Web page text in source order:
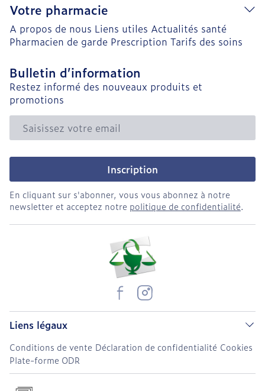
Votre pharmacie
A propos de nous Liens utiles Actualités santé
Pharmacien de garde Prescription Tarifs des soins
Bulletin d’information
Restez informé des nouveaux produits et
promotions
Adresse mail
Inscription
En cliquant sur s'abonner, vous vous abonnez à notre
newsletter et acceptez notre politique de confidentialité.
Liens légaux
Conditions de vente Déclaration de confidentialité Cookies
Plate-forme ODR